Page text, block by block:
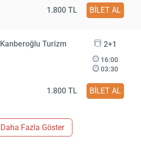
1.800 TL BİLET AL
Kanberoğlu Turizm 2+1
16:00
03:30
1.800 TL BİLET AL
Daha Fazla Göster